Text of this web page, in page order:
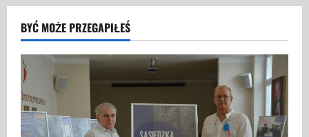
BYĆ MOŻE PRZEGAPIŁEŚ